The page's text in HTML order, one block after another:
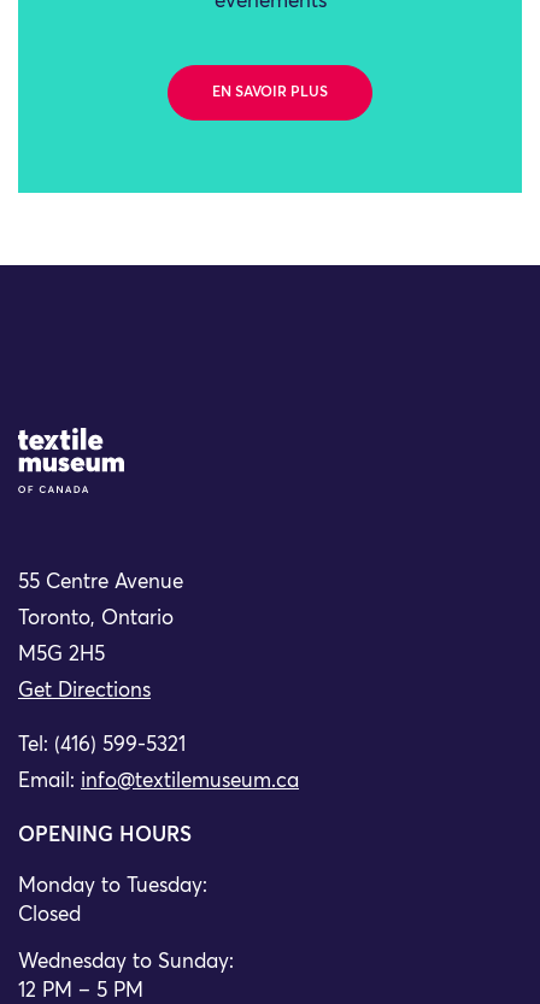
EN SAVOIR PLUS
Site Logo
55 Centre Avenue
Toronto, Ontario
M5G 2H5
Get Directions
Tel: (416) 599-5321
Email: info@textilemuseum.ca
OPENING HOURS
Monday to Tuesday:
Closed
Wednesday to Sunday:
12 PM – 5 PM